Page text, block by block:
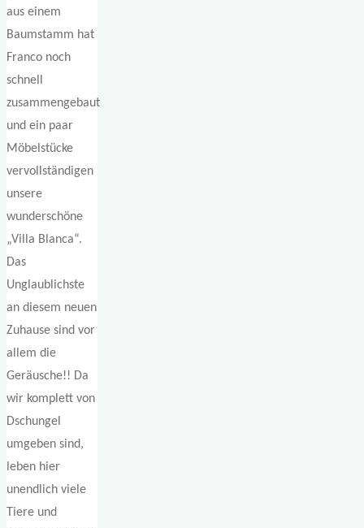
aus einem
Baumstamm hat
Franco noch
schnell
zusammengebaut
und ein paar
Möbelstücke
vervollständigen
unsere
wunderschöne
„Villa Blanca“.
Das
Unglaublichste
an diesem neuen
Zuhause sind vor
allem die
Geräusche!! Da
wir komplett von
Dschungel
umgeben sind,
leben hier
unendlich viele
Tiere und